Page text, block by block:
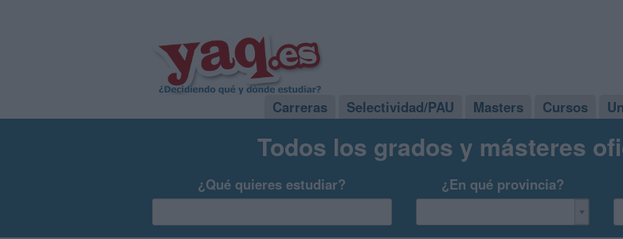
Carreras Selectividad/PAU Masters Cursos
Todos los grados y másteres
¿Qué quieres estudiar? ¿En qué provincia?